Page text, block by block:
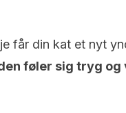
får din kat et nyt
føler sig tryg